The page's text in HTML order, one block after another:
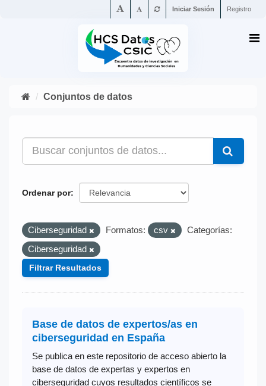
Iniciar Sesión Registro
Conjuntos de datos
Ordenar por
Ciberseguridad Formatos: csv
Categorías:
Ciberseguridad
Filtrar Resultados
Base de datos de expertos/as en
ciberseguridad en España
Se publica en este repositorio de acceso abierto la
base de datos de expertas y expertos en
ciberseguridad cuyos resultados científicos se